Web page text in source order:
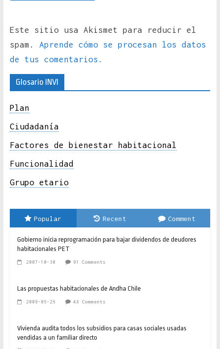
Este sitio usa Akismet para reducir el
spam. Aprende cómo se procesan los datos
de tus comentarios.
Glosario INVI
Plan
Ciudadanía
Factores de bienestar habitacional
Funcionalidad
Grupo etario
Popular Recent Comment
Gobierno inicia reprogramación para bajar dividendos de deudores
habitacionales PET
2007-10-30 91 Comments
Las propuestas habitacionales de Andha Chile
2009-06-26 48 Comments
Vivienda audita todos los subsidios para casas sociales usadas
vendidas a un familiar directo